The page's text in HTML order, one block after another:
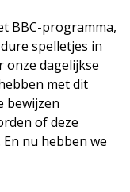
BBC-programma,
spelletjes in
onze dagelijkse
met dit
bewijzen
of deze
nu hebben we